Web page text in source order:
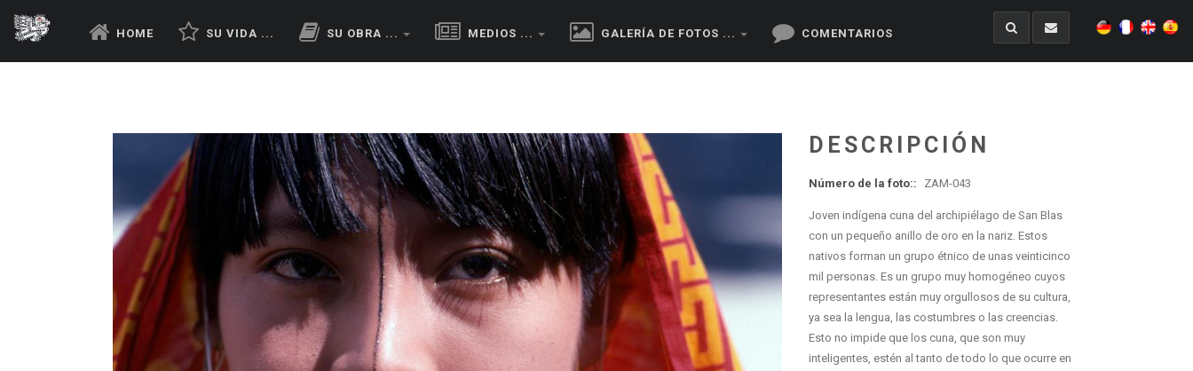
HOME SU VIDA ... SU OBRA ... MEDIOS ... GALERÍA DE FOTOS ... COMENTARIOS
DESCRIPCIÓN
Número de la foto:: ZAM-043
Joven indígena cuna del archipiélago de San Blas
con un pequeño anillo de oro en la nariz. Estos
nativos forman un grupo étnico de unas veinticinco
mil personas. Es un grupo muy homogéneo cuyos
representantes están muy orgullosos de su cultura,
ya sea la lengua, las costumbres o las creencias.
Esto no impide que los cuna, que son muy
inteligentes, estén al tanto de todo lo que ocurre en